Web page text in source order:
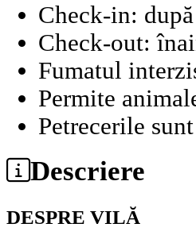
Check-in:
Check-out:
Fumatul
Permite
Petrecerile
Descriere
DESPRE VILĂ